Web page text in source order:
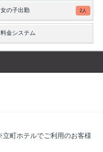
女の子出勤 2人
料金システム
町ホテルでご利用のお客様